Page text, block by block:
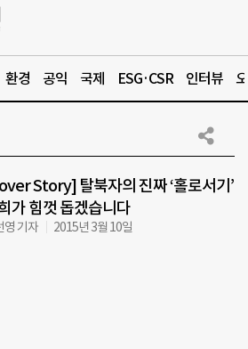
환경 공익 국제 ESG·CSR 인터뷰
Story] 탈북자의 진짜 ‘홀로서기’
가 힘껏 돕겠습니다
영 기자 2015년 3월 10일